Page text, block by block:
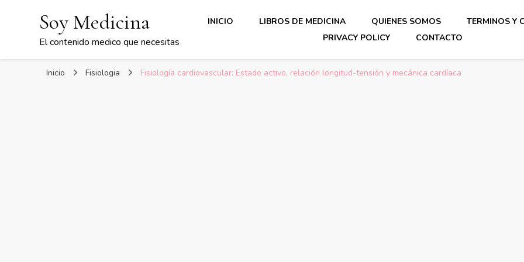
Soy Medicina
El contenido medico que necesitas
INICIO LIBROS DE MEDICINA QUIENES SOMOS
TERMINOS Y
PRIVACY POLICY
CONTACTO
Inicio Fisiologia Fisiología cardiovascular: Estado activo, relación longitud-tensión y mecánica cardíaca